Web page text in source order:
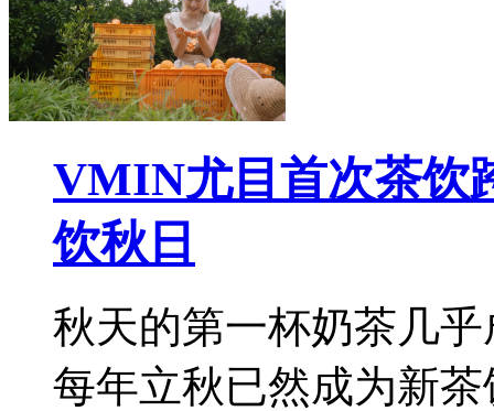
VMIN尤目首次茶饮
饮秋日
秋天的第一杯奶茶几
每年立秋已然成为新